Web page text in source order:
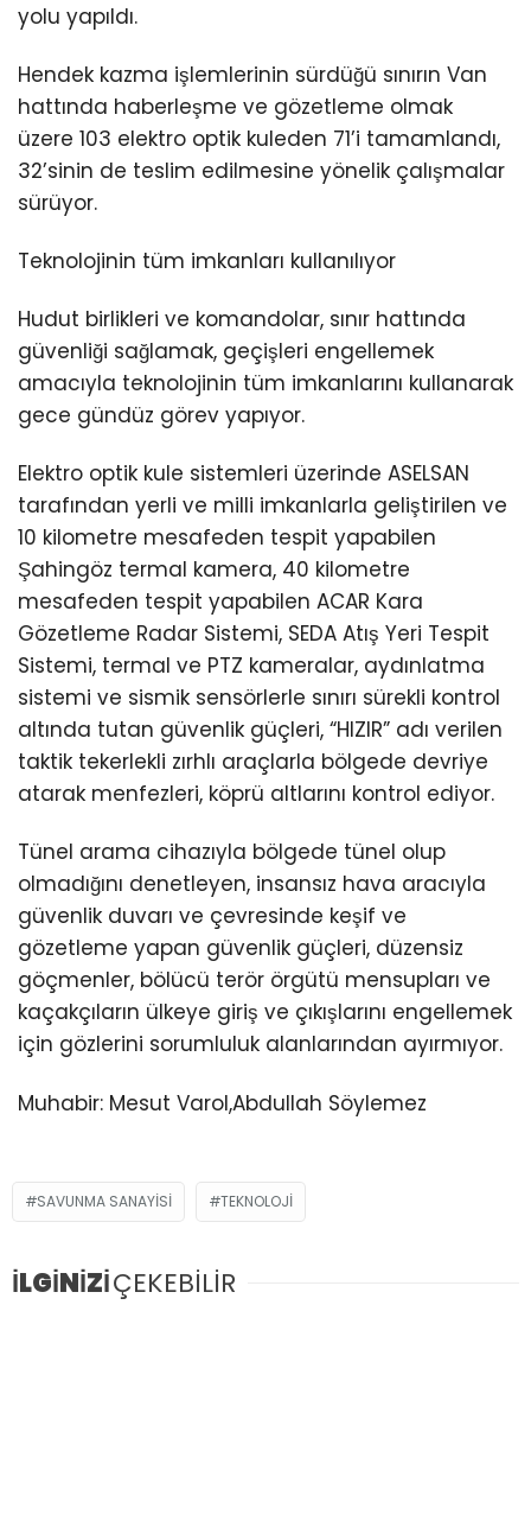
yolu yapıldı.
Hendek kazma işlemlerinin sürdüğü sınırın Van
hattında haberleşme ve gözetleme olmak
üzere 103 elektro optik kuleden 71’i tamamlandı,
32’sinin de teslim edilmesine yönelik çalışmalar
sürüyor.
Teknolojinin tüm imkanları kullanılıyor
Hudut birlikleri ve komandolar, sınır hattında
güvenliği sağlamak, geçişleri engellemek
amacıyla teknolojinin tüm imkanlarını kullanarak
gece gündüz görev yapıyor.
Elektro optik kule sistemleri üzerinde ASELSAN
tarafından yerli ve milli imkanlarla geliştirilen ve
10 kilometre mesafeden tespit yapabilen
Şahingöz termal kamera, 40 kilometre
mesafeden tespit yapabilen ACAR Kara
Gözetleme Radar Sistemi, SEDA Atış Yeri Tespit
Sistemi, termal ve PTZ kameralar, aydınlatma
sistemi ve sismik sensörlerle sınırı sürekli kontrol
altında tutan güvenlik güçleri, “HIZIR” adı verilen
taktik tekerlekli zırhlı araçlarla bölgede devriye
atarak menfezleri, köprü altlarını kontrol ediyor.
Tünel arama cihazıyla bölgede tünel olup
olmadığını denetleyen, insansız hava aracıyla
güvenlik duvarı ve çevresinde keşif ve
gözetleme yapan güvenlik güçleri, düzensiz
göçmenler, bölücü terör örgütü mensupları ve
kaçakçıların ülkeye giriş ve çıkışlarını engellemek
için gözlerini sorumluluk alanlarından ayırmıyor.
Muhabir: Mesut Varol,Abdullah Söylemez
SAVUNMA SANAYISI TEKNOLOJI
İLGİNİZİÇEKEBİLİR